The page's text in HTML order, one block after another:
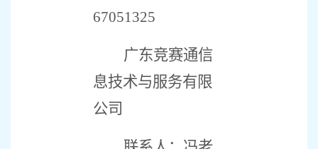
67051325
广东竞赛通信
息技术与服务有限
公司